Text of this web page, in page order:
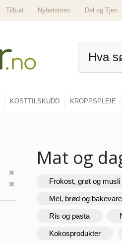
Tilbud Nyhetsbrev Del og Tjen
KOSTTILSKUDD KROPPSPLEIE
Mat og
Frokost, grøt og musli
Mel, brød og
Ris og pasta
Kokosprodukter